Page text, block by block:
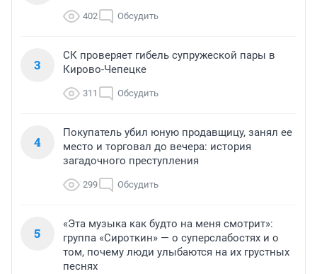
402 Обсудить
3
СК проверяет гибель супружеской пары в
Кирово-Чепецке
311 Обсудить
4
Покупатель убил юную продавщицу, занял ее
место и торговал до вечера: история
загадочного преступления
299 Обсудить
5
«Эта музыка как будто на меня смотрит»:
группа «Сироткин» — о суперслабостях и о
том, почему люди улыбаются на их грустных
песнях